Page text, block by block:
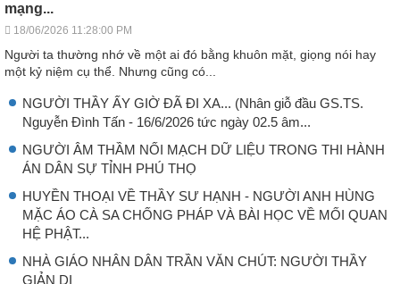
mạng...
18/06/2026 11:28:00 PM
Người ta thường nhớ về một ai đó bằng khuôn mặt, giọng nói hay
một kỷ niệm cụ thể. Nhưng cũng có...
NGƯỜI THẦY ẤY GIỜ ĐÃ ĐI XA... (Nhân giỗ đầu GS.TS.
Nguyễn Đình Tấn - 16/6/2026 tức ngày 02.5 âm...
NGƯỜI ÂM THẦM NỐI MẠCH DỮ LIỆU TRONG THI HÀNH
ÁN DÂN SỰ TỈNH PHÚ THỌ
HUYỀN THOẠI VỀ THẦY SƯ HẠNH - NGƯỜI ANH HÙNG
MẶC ÁO CÀ SA CHỐNG PHÁP VÀ BÀI HỌC VỀ MỐI QUAN
HỆ PHẬT...
NHÀ GIÁO NHÂN DÂN TRẦN VĂN CHÚT: NGƯỜI THẦY
GIẢN DỊ